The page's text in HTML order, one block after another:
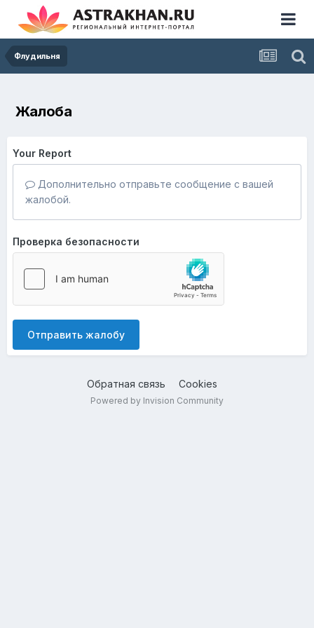
Флудильня
Жалоба
Your Report
Дополнительно отправьте сообщение с вашей
жалобой.
Проверка безопасности
Отправить жалобу
Обратная связь Cookies
Powered by Invision Community